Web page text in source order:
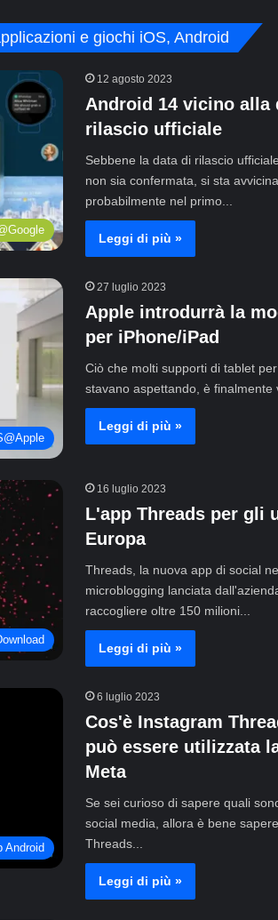
e giochi iOS, Android
12 agosto 2023
Android 14 vicino alla
rilascio ufficiale
Sebbene la data di rilascio
non sia confermata, si sta
probabilmente nel primo...
Leggi di più »
27 luglio 2023
Apple introdurrà la
per iPhone/iPad
Ciò che molti supporti di tablet
stavano aspettando, è finalmente
Leggi di più »
16 luglio 2023
L'app Threads per gli
Europa
Threads, la nuova app di social
microblogging lanciata
raccogliere oltre 150 milioni...
Leggi di più »
Android
6 luglio 2023
Cos'è Instagram
può essere utilizzata
Meta
Se sei curioso di sapere quali
social media, allora è bene
Threads...
Leggi di più »